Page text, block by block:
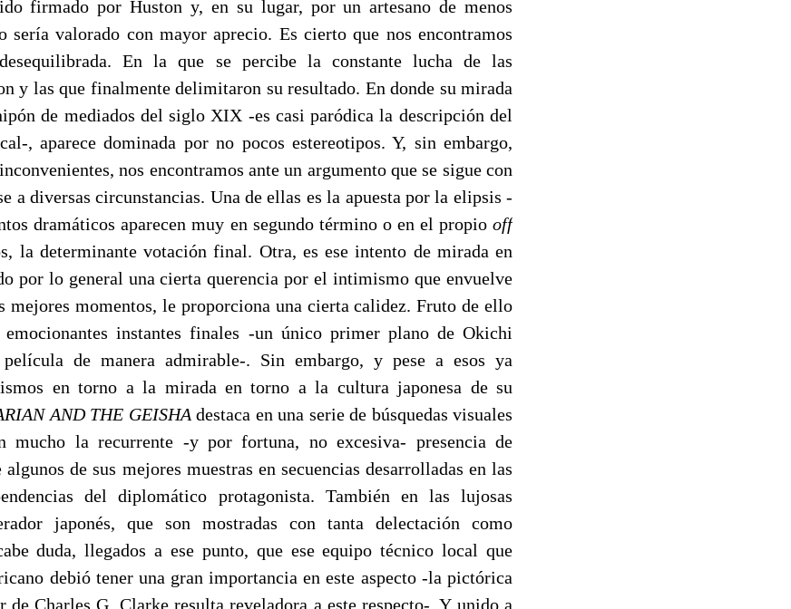
firmado por Huston y, en su lugar, por un artesano de menos
sería valorado con mayor aprecio. Es cierto que nos encontramos
En la que se percibe la constante lucha de las
y las que finalmente delimitaron su resultado. En donde su mirada
de mediados del siglo XIX -es casi paródica la descripción del
, aparece dominada por no pocos estereotipos. Y, sin embargo,
nos encontramos ante un argumento que se sigue con
a diversas circunstancias. Una de ellas es la apuesta por la elipsis -
dramáticos aparecen muy en segundo término o en el propio off
la determinante votación final. Otra, es ese intento de mirada en
por lo general una cierta querencia por el intimismo que envuelve
mejores momentos, le proporciona una cierta calidez. Fruto de ello
instantes finales -un único primer plano de Okichi
de manera admirable-. Sin embargo, y pese a esos ya
en torno a la mirada en torno a la cultura japonesa de su
AND THE GEISHA destaca en una serie de búsquedas visuales
mucho la recurrente -y por fortuna, no excesiva- presencia de
de sus mejores muestras en secuencias desarrolladas en las
del diplomático protagonista. También en las lujosas
japonés, que son mostradas con tanta delectación como
duda, llegados a ese punto, que ese equipo técnico local que
debió tener una gran importancia en este aspecto -la pictórica
Charles G. Clarke resulta reveladora a este respecto-. Y unido a